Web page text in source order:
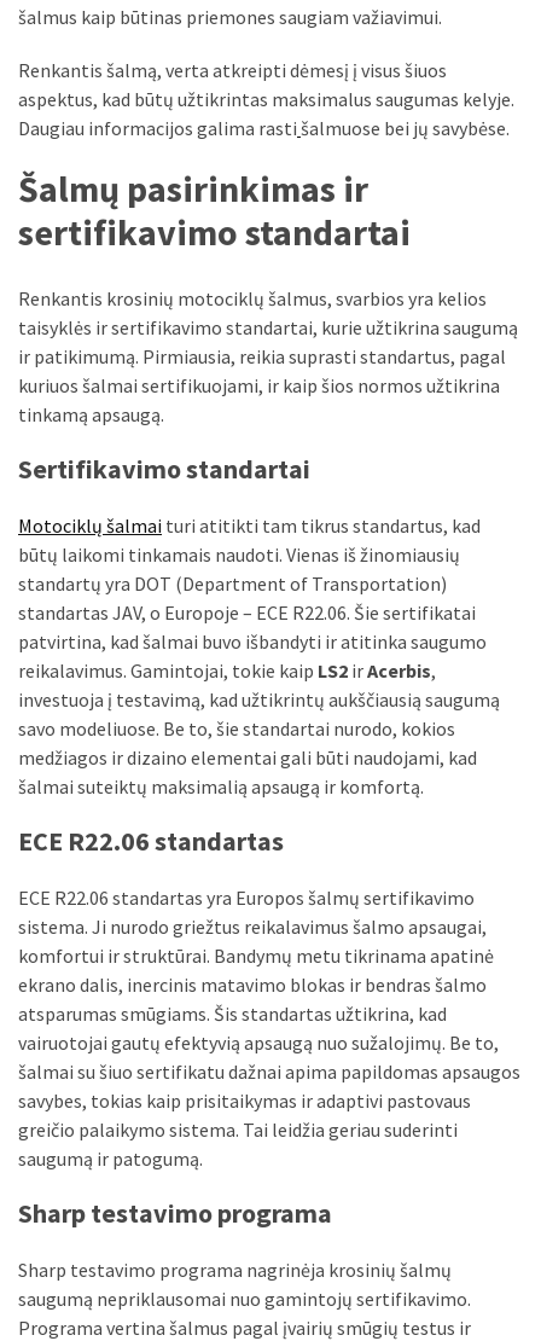
šalmus kaip būtinas priemones saugiam važiavimui.
Renkantis šalmą, verta atkreipti dėmesį į visus šiuos
aspektus, kad būtų užtikrintas maksimalus saugumas kelyje.
Daugiau informacijos galima rasti šalmuose bei jų savybėse.
Šalmų pasirinkimas ir
sertifikavimo standartai
Renkantis krosinių motociklų šalmus, svarbios yra kelios
taisyklės ir sertifikavimo standartai, kurie užtikrina saugumą
ir patikimumą. Pirmiausia, reikia suprasti standartus, pagal
kuriuos šalmai sertifikuojami, ir kaip šios normos užtikrina
tinkamą apsaugą.
Sertifikavimo standartai
Motociklų šalmai turi atitikti tam tikrus standartus, kad
būtų laikomi tinkamais naudoti. Vienas iš žinomiausių
standartų yra DOT (Department of Transportation)
standartas JAV, o Europoje – ECE R22.06. Šie sertifikatai
patvirtina, kad šalmai buvo išbandyti ir atitinka saugumo
reikalavimus. Gamintojai, tokie kaip LS2 irAcerbis,
investuoja į testavimą, kad užtikrintų aukščiausią saugumą
savo modeliuose. Be to, šie standartai nurodo, kokios
medžiagos ir dizaino elementai gali būti naudojami, kad
šalmai suteiktų maksimalią apsaugą ir komfortą.
ECE R22.06 standartas
ECE R22.06 standartas yra Europos šalmų sertifikavimo
sistema. Ji nurodo griežtus reikalavimus šalmo apsaugai,
komfortui ir struktūrai. Bandymų metu tikrinama apatinė
ekrano dalis, inercinis matavimo blokas ir bendras šalmo
atsparumas smūgiams. Šis standartas užtikrina, kad
vairuotojai gautų efektyvią apsaugą nuo sužalojimų. Be to,
šalmai su šiuo sertifikatu dažnai apima papildomas apsaugos
savybes, tokias kaip prisitaikymas ir adaptivi pastovaus
greičio palaikymo sistema. Tai leidžia geriau suderinti
saugumą ir patogumą.
Sharp testavimo programa
Sharp testavimo programa nagrinėja krosinių šalmų
saugumą nepriklausomai nuo gamintojų sertifikavimo.
Programa vertina šalmus pagal įvairių smūgių testus ir